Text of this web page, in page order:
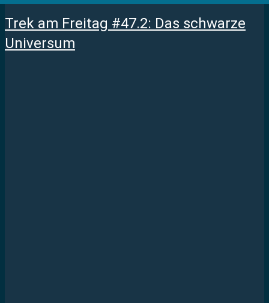
Trek am Freitag #47.2: Das schwarze
Universum